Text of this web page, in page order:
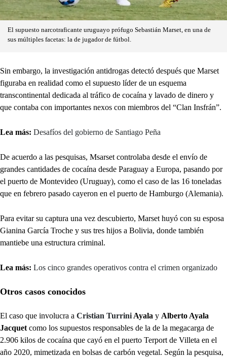
El supuesto narcotraficante uruguayo prófugo Sebastián Marset, en una de
sus múltiples facetas: la de jugador de fútbol.
Sin embargo, la investigación antidrogas detectó después que Marset
figuraba en realidad como el supuesto líder de un esquema
transcontinental dedicada al tráfico de cocaína y lavado de dinero y
que contaba con importantes nexos con miembros del “Clan Insfrán”.
Lea más: Desafíos del gobierno de Santiago Peña
De acuerdo a las pesquisas, Msarset controlaba desde el envío de
grandes cantidades de cocaína desde Paraguay a Europa, pasando por
el puerto de Montevideo (Uruguay), como el caso de las 16 toneladas
que en febrero pasado cayeron en el puerto de Hamburgo (Alemania).
Para evitar su captura una vez descubierto, Marset huyó con su esposa
Gianina García Troche y sus tres hijos a Bolivia, donde también
mantiebe una estructura criminal.
Lea más: Los cinco grandes operativos contra el crimen organizado
Otros casos conocidos
El caso que involucra a Cristian Turrini Ayala y Alberto Ayala
Jacquet como los supuestos responsables de la de la megacarga de
2.906 kilos de cocaína que cayó en el puerto Terport de Villeta en el
año 2020, mimetizada en bolsas de carbón vegetal. Según la pesquisa,